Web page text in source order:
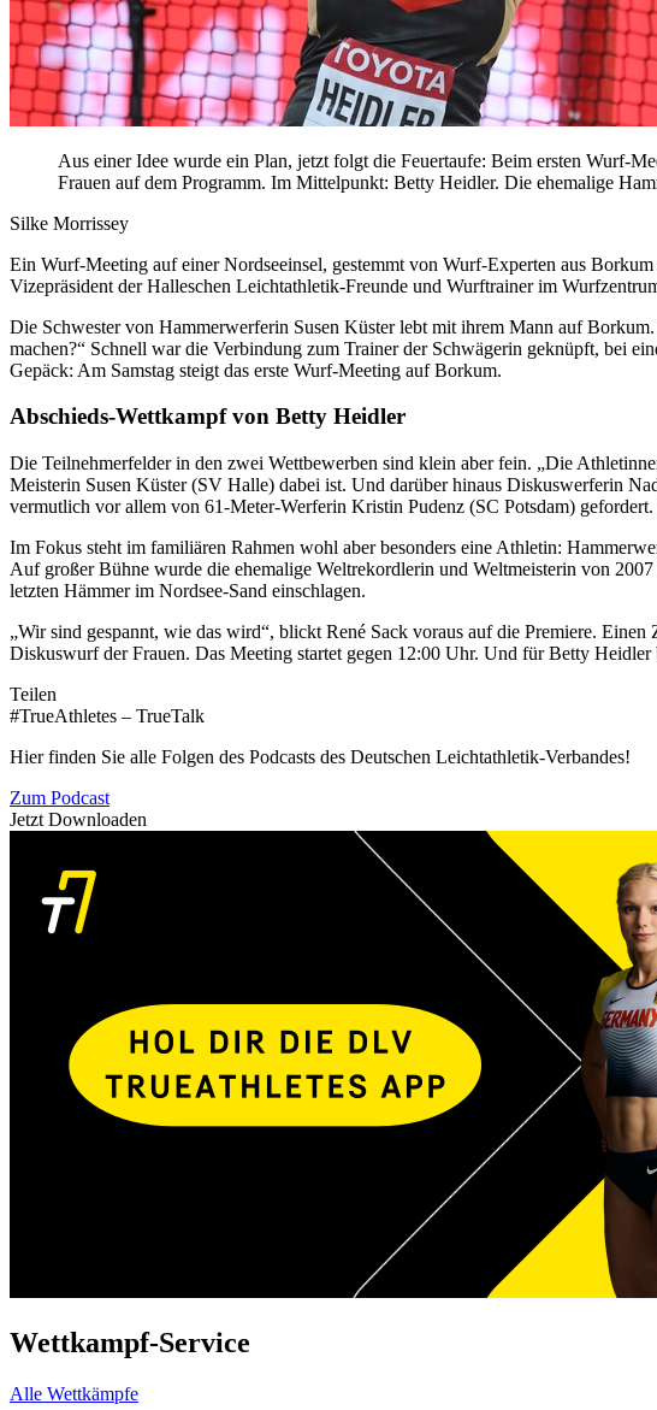
Aus einer Idee wurde ein Plan, jetzt folgt die Feuertaufe: Beim ersten Wurf-
Frauen auf dem Programm. Im Mittelpunkt: Betty Heidler. Die ehemalige
Silke Morrissey
Ein Wurf-Meeting auf einer Nordseeinsel, gestemmt von Wurf-Experten aus
Vizepräsident der Halleschen Leichtathletik-Freunde und Wurftrainer im
Die Schwester von Hammerwerferin Susen Küster lebt mit ihrem Mann auf
machen?“ Schnell war die Verbindung zum Trainer der Schwägerin geknüpft, bei
Gepäck: Am Samstag steigt das erste Wurf-Meeting auf Borkum.
Abschieds-Wettkampf von Betty Heidler
Die Teilnehmerfelder in den zwei Wettbewerben sind klein aber fein. „Die
Meisterin Susen Küster (SV Halle) dabei ist. Und darüber hinaus Diskuswerferin
vermutlich vor allem von 61-Meter-Werferin Kristin Pudenz (SC Potsdam)
Im Fokus steht im familiären Rahmen wohl aber besonders eine Athletin:
Auf großer Bühne wurde die ehemalige Weltrekordlerin und Weltmeisterin von
letzten Hämmer im Nordsee-Sand einschlagen.
„Wir sind gespannt, wie das wird“, blickt René Sack voraus auf die Premiere.
Diskuswurf der Frauen. Das Meeting startet gegen 12:00 Uhr. Und für Betty
Teilen
#TrueAthletes – TrueTalk
Hier finden Sie alle Folgen des Podcasts des Deutschen Leichtathletik-Verbandes!
Zum Podcast
Jetzt Downloaden
Wettkampf-Service
Alle Wettkämpfe